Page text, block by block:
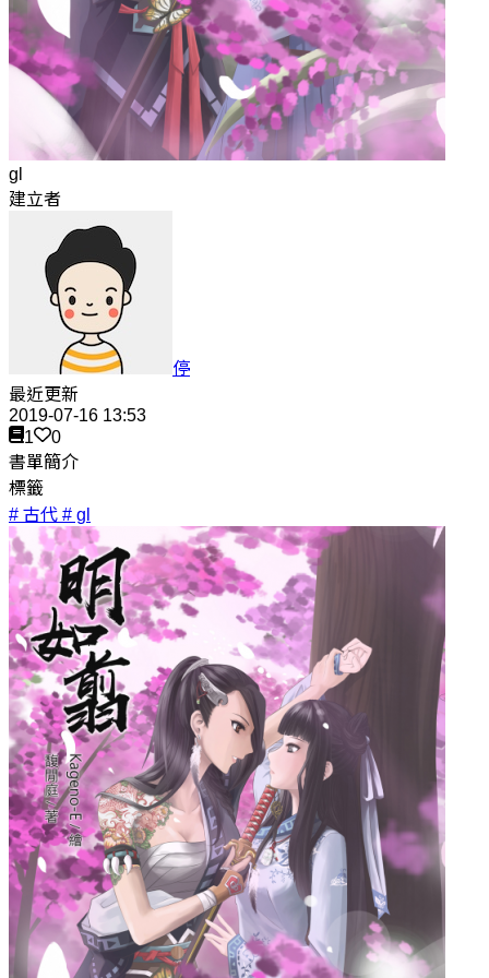
gl
建立者
停
最近更新
2019-07-16 13:53
1
0
書單簡介
標籤
# 古代 # gl